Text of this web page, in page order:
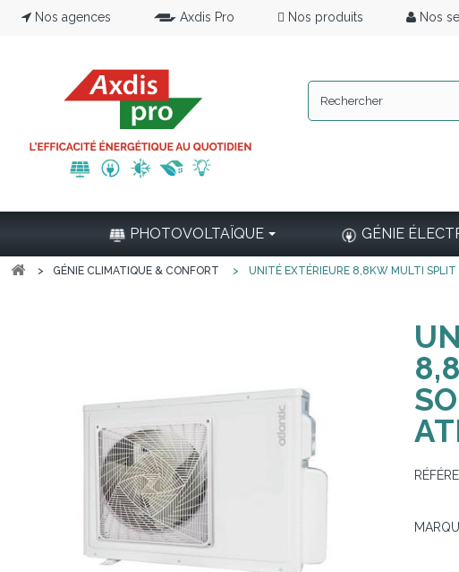
Nos agences Axdis Pro Nos produits Nos
PHOTOVOLTAÏQUE GÉNIE
> GÉNIE CLIMATIQUE & CONFORT > UNITÉ EXTÉRIEURE 8,8KW MULTI